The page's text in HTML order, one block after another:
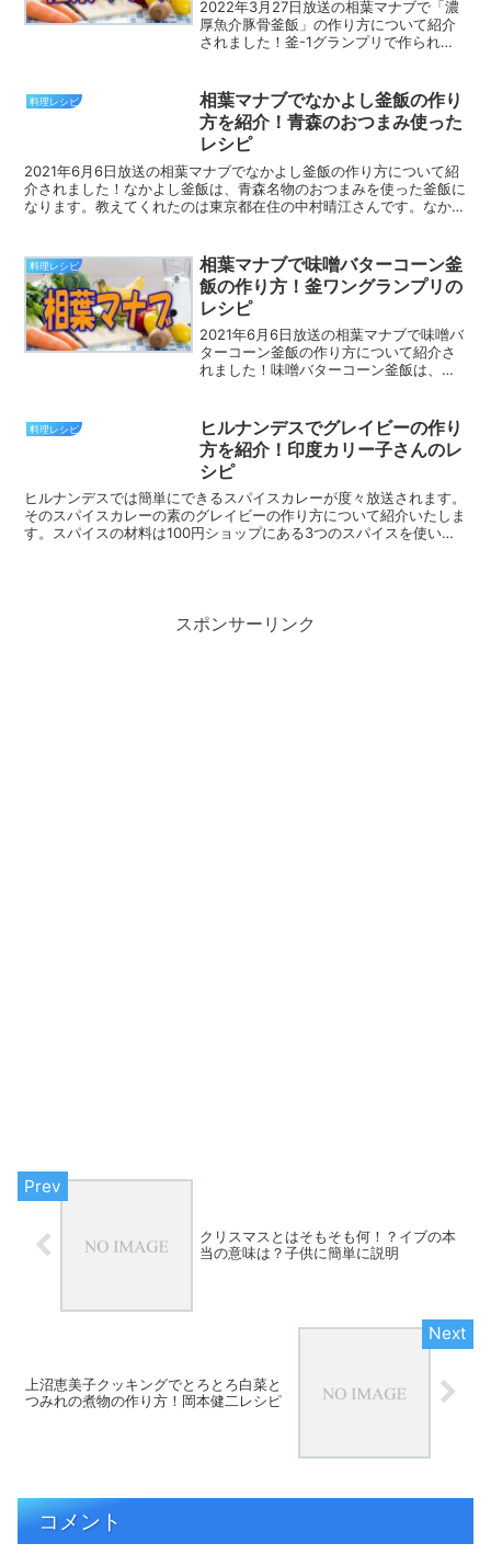
2022年3月27日放送の相葉マナブで「濃
厚魚介豚骨釜飯」の作り方について紹介
されました！釜-1グランプリで作られた
のレシピ濃厚魚介豚骨釜飯の材料
米・・・3合チャーシュ...
料理レシピ
相葉マナブでなかよし釜飯の作り
方を紹介！青森のおつまみ使った
レシピ
2021年6月6日放送の相葉マナブでなかよし釜飯の作り方について紹
介されました！なかよし釜飯は、青森名物のおつまみを使った釜飯に
なります。教えてくれたのは東京都在住の中村晴江さんです。なかよ
料理レシピ
相葉マナブで味噌バターコーン釜
飯の作り方！釜ワングランプリの
レシピ
2021年6月6日放送の相葉マナブで味噌バ
ターコーン釜飯の作り方について紹介さ
れました！味噌バターコーン釜飯は、
ーコーン釜飯のレシピ味噌バターコーン
釜飯を炊飯器で作...
料理レシピ
ヒルナンデスでグレイビーの作り
方を紹介！印度カリー子さんのレ
シピ
ヒルナンデスでは簡単にできるスパイスカレーが度々放送されます。
そのスパイスカレーの素のグレイビーの作り方について紹介いたしま
す。スパイスの材料は100円ショップにある3つのスパイスを使いま
スポンサーリンク
クリスマスとはそもそも何！？イブの本
当の意味は？子供に簡単に説明
上沼恵美子クッキングでとろとろ白菜と
つみれの煮物の作り方！岡本健二レシピ
コメント